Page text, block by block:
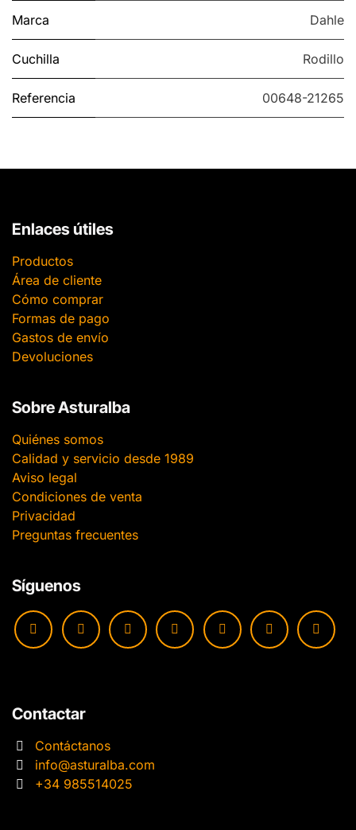
Marca Dahle
Cuchilla Rodillo
Referencia 00648-21265
Enlaces útiles
Productos
Área de cliente
Cómo comprar
Formas de pago
Gastos de envío
Devoluciones
Sobre Asturalba
Quiénes somos
Calidad y servicio desde 1989
Aviso legal
Condiciones de venta
Privacidad
Preguntas frecuentes
Síguenos
Contactar
Contáctanos
info@asturalba.com
+34 985514025